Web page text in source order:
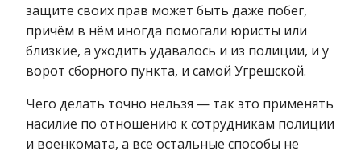
защите своих прав может быть даже побег,
причём в нём иногда помогали юристы или
близкие, а уходить удавалось и из полиции, и у
ворот сборного пункта, и самой Угрешской.
Чего делать точно нельзя — так это применять
насилие по отношению к сотрудникам полиции
и военкомата, а все остальные способы не